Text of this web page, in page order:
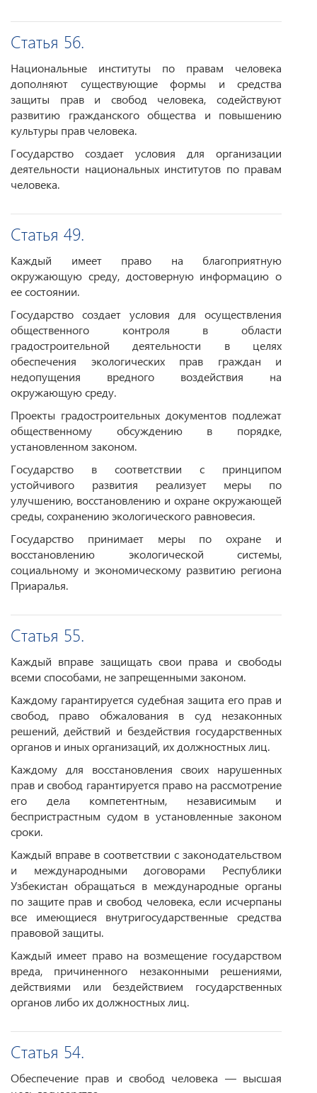
Статья 56.
Национальные институты по правам человека
дополняют существующие формы и средства
защиты прав и свобод человека, содействуют
развитию гражданского общества и повышению
культуры прав человека.
Государство создает условия для организации
деятельности национальных институтов по правам
человека.
Статья 49.
Каждый имеет право на благоприятную
окружающую среду, достоверную информацию о
ее состоянии.
Государство создает условия для осуществления
общественного контроля в области
градостроительной деятельности в целях
обеспечения экологических прав граждан и
недопущения вредного воздействия на
окружающую среду.
Проекты градостроительных документов подлежат
общественному обсуждению в порядке,
установленном законом.
Государство в соответствии с принципом
устойчивого развития реализует меры по
улучшению, восстановлению и охране окружающей
среды, сохранению экологического равновесия.
Государство принимает меры по охране и
восстановлению экологической системы,
социальному и экономическому развитию региона
Приаралья.
Статья 55.
Каждый вправе защищать свои права и свободы
всеми способами, не запрещенными законом.
Каждому гарантируется судебная защита его прав и
свобод, право обжалования в суд незаконных
решений, действий и бездействия государственных
органов и иных организаций, их должностных лиц.
Каждому для восстановления своих нарушенных
прав и свобод гарантируется право на рассмотрение
его дела компетентным, независимым и
беспристрастным судом в установленные законом
сроки.
Каждый вправе в соответствии с законодательством
и международными договорами Республики
Узбекистан обращаться в международные органы
по защите прав и свобод человека, если исчерпаны
все имеющиеся внутригосударственные средства
правовой защиты.
Каждый имеет право на возмещение государством
вреда, причиненного незаконными решениями,
действиями или бездействием государственных
органов либо их должностных лиц.
Статья 54.
Обеспечение прав и свобод человека — высшая